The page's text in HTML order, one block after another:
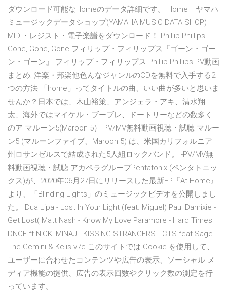
ダウンロード可能なHomeのデータ詳細です。 Home｜ヤマハ
ミュージックデータショップ(YAMAHA MUSIC DATA SHOP)
MIDI・レジスト・電子楽譜をダウンロード！ Phillip Phillips -
Gone, Gone, Gone フィリップ・フィリップス『ゴーン・ゴー
ン・ゴーン』 フィリップ・フィリップス Phillip Phillips PV動画
まとめ; 洋楽・邦楽他色んなジャンルのCDを無料で入手する2
つの方法 「home」ってタイトルの曲、いい曲が多いと思いま
せんか？日本では、木山裕策、アンジェラ・アキ、清水翔
太、海外ではマイケル・ブーブレ、ドートリーなどの数多く
のア マルーン5(Maroon 5）-PV/MV無料動画視聴・試聴-マルー
ン5 (マルーンファイブ、Maroon 5) は、米国カリフォルニア
州ロサンゼルスで結成された5人組ロックバンド。 -PV/MV無
料動画視聴・試聴-アカペラグループPentatonix (ペンタトニッ
クス)が、2020年06月27日にリリースした最新EP『At Home』
より、「Blinding Lights」のミュージックビデオを公開しまし
た。 Dua Lipa - Lost In Your Light (feat. Miguel) Paul Damixie -
Get Lost( Matt Nash - Know My Love Paramore - Hard Times
DNCE ft.NICKI MINAJ - KISSING STRANGERS TCTS feat Sage
The Gemini & Kelis v7c このサイトでは Cookie を使用して、
ユーザーに合わせたコンテンツや広告の表示、ソーシャル メ
ディア機能の提供、広告の表示回数やクリック数の測定を行
っています。